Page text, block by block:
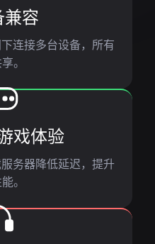
兼容
连接多台设备，所有
。
戏体验
务器降低延迟，提升
。